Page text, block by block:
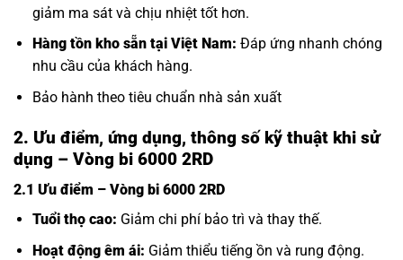
giảm ma sát và chịu nhiệt tốt hơn.
Hàng tồn kho sẵn tại Việt Nam: Đáp ứng nhanh chóng
nhu cầu của khách hàng.
Bảo hành theo tiêu chuẩn nhà sản xuất
2. Ưu điểm, ứng dụng, thông số kỹ thuật khi sử
dụng – Vòng bi 6000 2RD
2.1 Ưu điểm – Vòng bi 6000 2RD
Tuổi thọ cao: Giảm chi phí bảo trì và thay thế.
Hoạt động êm ái: Giảm thiểu tiếng ồn và rung động.